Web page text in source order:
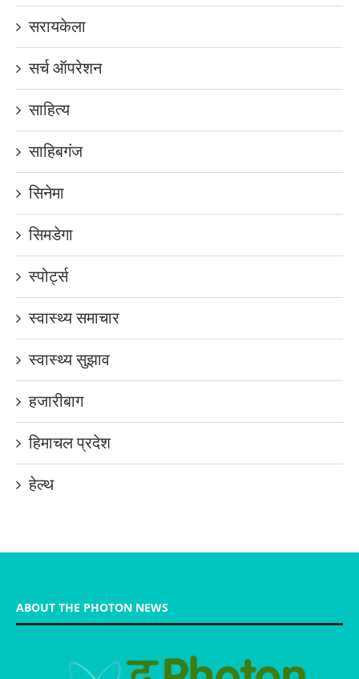
सरायकेला
सर्च ऑपरेशन
साहित्य
साहिबगंज
सिनेमा
सिमडेगा
स्पोर्ट्स
स्वास्थ्य समाचार
स्वास्थ्य सुझाव
हजारीबाग
हिमाचल प्रदेश
हेल्थ
ABOUT THE PHOTON NEWS